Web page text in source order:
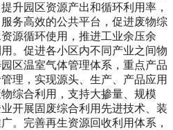
升园区资源产出和循环利用率，
务高效的公共平台，促进废物综
源循环使用，推进工业余压余
。促进各小区内不同产业之间物
区温室气体管理体系，重点产品
理，实现源头、生产、产品应用
综合利用，支持大掺量、规模
开展固废综合利用先进技术、装
。完善再生资源回收利用体系，